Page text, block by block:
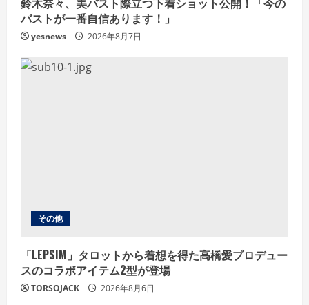
バストが一番自信あります！」
yesnews 2026年8月7日
その他
「LEPSIM」タロットから着想を得た高橋愛プロデュー
スのコラボアイテム2型が登場
TORSOJACK 2026年8月6日